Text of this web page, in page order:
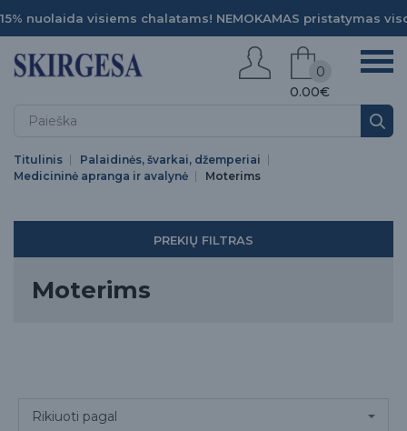
15% nuolaida visiems chalatams! NEMOKAMAS pristatymas
0.00€
0
Titulinis
Palaidinės, švarkai, džemperiai
Medicininė apranga ir avalynė
Moterims
PREKIŲ FILTRAS
Moterims